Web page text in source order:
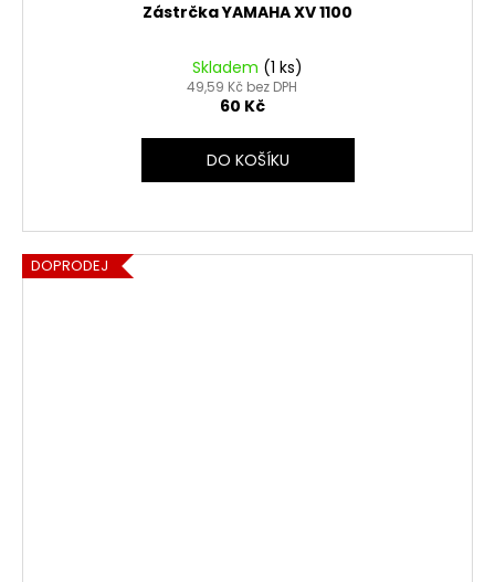
Zástrčka YAMAHA XV 1100
Skladem (1 ks)
49,59 Kč bez DPH
60 Kč
DO KOŠÍKU
DOPRODEJ